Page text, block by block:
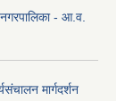
नगरपालिका - आ.व.
मार्गदर्शन